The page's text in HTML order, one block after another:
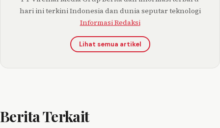
hari ini terkini Indonesia dan dunia seputar teknologi
Informasi Redaksi
Lihat semua artikel
Berita Terkait